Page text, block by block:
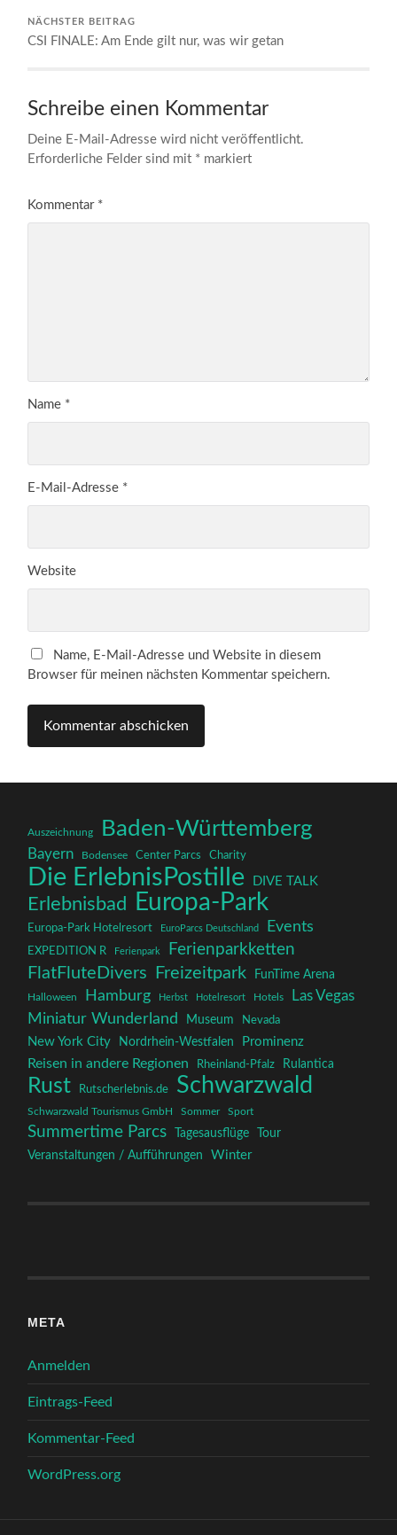
NÄCHSTER BEITRAG
CSI FINALE: Am Ende gilt nur, was wir getan
Schreibe einen Kommentar
Deine E-Mail-Adresse wird nicht veröffentlicht.
Erforderliche Felder sind mit * markiert
Kommentar *
Name *
E-Mail-Adresse *
Website
Name, E-Mail-Adresse und Website in diesem
Browser für meinen nächsten Kommentar speichern.
Auszeichnung Baden-Württemberg
Bayern Bodensee Center Parcs Charity
Die ErlebnisPostille DIVE TALK
Erlebnisbad Europa-Park
Europa-Park Hotelresort EuroParcs Deutschland Events
EXPEDITION R Ferienpark Ferienparkketten
FlatFluteDivers Freizeitpark FunTime Arena
Halloween Hamburg Herbst Hotelresort Hotels
Las Vegas
Miniatur Wunderland
Museum Nevada
New York City Nordrhein-Westfalen Prominenz
Reisen in andere Regionen Rheinland-Pfalz Rulantica
Rust Rutscherlebnis.de Schwarzwald
Schwarzwald Tourismus GmbH Sommer Sport
Summertime Parcs Tagesausflüge
Tour
Veranstaltungen / Aufführungen
Winter
META
Anmelden
Eintrags-Feed
Kommentar-Feed
WordPress.org